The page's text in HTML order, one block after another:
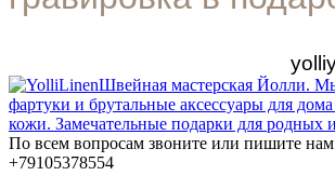
Швейная мастерская Йолли.
фартуки и брутальные аксессуары для
кожи. Замечательные подарки для родных
По всем вопросам звоните или пишите
+79105378554